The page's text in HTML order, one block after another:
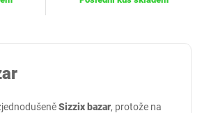
Sizzix bazar, protože na